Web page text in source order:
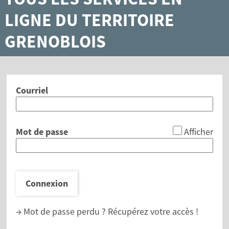
LIGNE DU TERRITOIRE
GRENOBLOIS
Courriel
Mot de passe Afficher
Connexion
→ Mot de passe perdu ? Récupérez votre accès !